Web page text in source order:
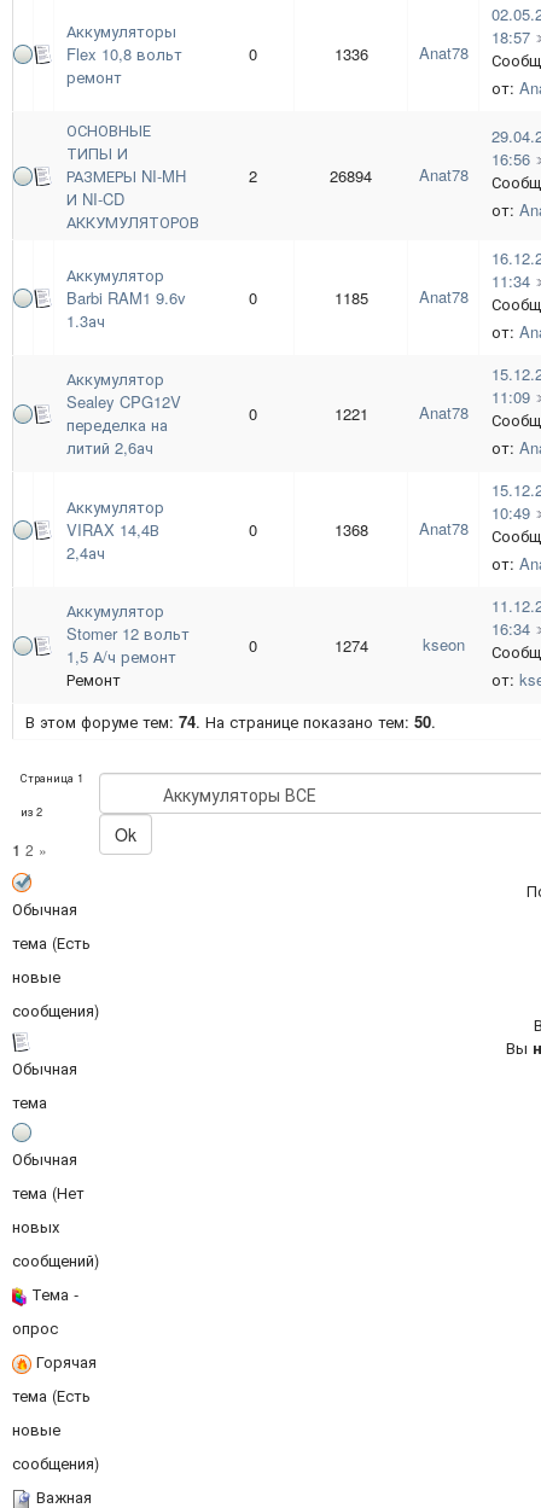
Аккумуляторы
Flex 10,8 вольт
ремонт
0 1336 Anat78
18:57
от:
ОСНОВНЫЕ
ТИПЫ И
РАЗМЕРЫ NI-MH
И NI-CD
АККУМУЛЯТОРОВ
2 26894 Anat78
16:56
от:
Аккумулятор
Barbi RAM1 9.6v
1.3ач
0 1185 Anat78
11:34
от:
Аккумулятор
Sealey CPG12V
переделка на
литий 2,6ач
0 1221 Anat78
11:09
от:
Аккумулятор
VIRAX 14,4В
2,4ач
0 1368 Anat78
10:49
от:
Аккумулятор
Stomer 12 вольт
1,5 А/ч ремонт
Ремонт
0 1274 kseon
16:34
от:
В этом форуме тем: 74. На странице показано тем: 50.
Страница 1
из 2
1 2 »
Обычная
тема (Есть
новые
сообщения)
Обычная
тема
Обычная
тема (Нет
новых
сообщений)
Тема -
опрос
Горячая
тема (Есть
новые
сообщения)
Важная
Вы